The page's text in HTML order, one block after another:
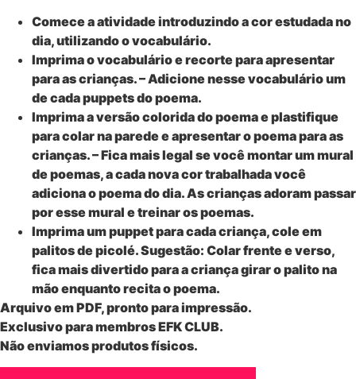
Comece a atividade introduzindo a cor estudada no
dia, utilizando o vocabulário.
Imprima o vocabulário e recorte para apresentar
para as crianças. – Adicione nesse vocabulário um
de cada puppets do poema.
Imprima a versão colorida do poema e plastifique
para colar na parede e apresentar o poema para as
crianças. – Fica mais legal se você montar um mural
de poemas, a cada nova cor trabalhada você
adiciona o poema do dia. As crianças adoram passar
por esse mural e treinar os poemas.
Imprima um puppet para cada criança, cole em
palitos de picolé. Sugestão: Colar frente e verso,
fica mais divertido para a criança girar o palito na
mão enquanto recita o poema.
Arquivo em PDF, pronto para impressão.
Exclusivo para membros EFK CLUB.
Não enviamos produtos físicos.